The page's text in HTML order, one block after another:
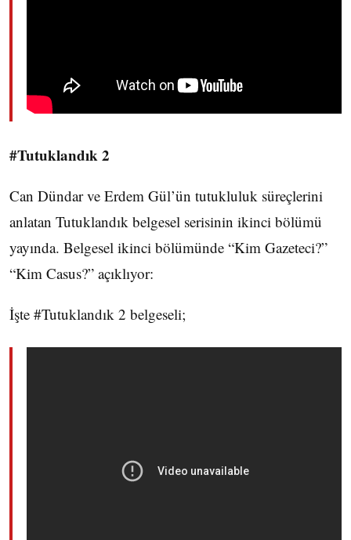
#Tutuklandık 2
Can Dündar ve Erdem Gül’ün tutukluluk süreçlerini
anlatan Tutuklandık belgesel serisinin ikinci bölümü
yayında. Belgesel ikinci bölümünde “Kim Gazeteci?”
“Kim Casus?” açıklıyor:
İşte #Tutuklandık 2 belgeseli;